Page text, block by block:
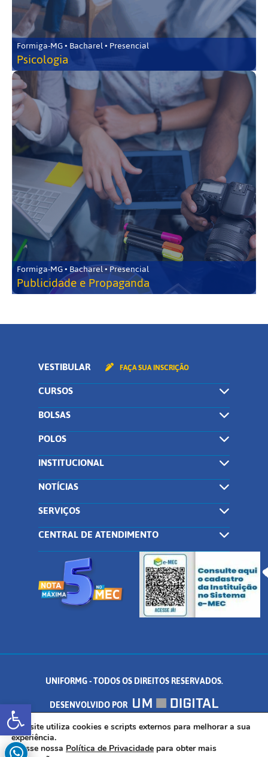
Abrir a barra de ferramentas
Formiga-MG • Bacharel • Presencial
Psicologia
Formiga-MG • Bacharel • Presencial
Publicidade e Propaganda
VESTIBULAR FAÇA SUA INSCRIÇÃO
CURSOS
BOLSAS
POLOS
INSTITUCIONAL
NOTÍCIAS
SERVIÇOS
CENTRAL DE ATENDIMENTO
UNIFORMG - TODOS OS DIREITOS RESERVADOS.
DESENVOLVIDO POR
AV. DR. ARNALDO DE SENNA, 328 - PALMEIRAS, FORMIGA/MG - CEP:
35.574.530
Este site utiliza cookies e scripts externos para melhorar a sua
experiência.
Acesse nossa Política de Privacidade para obter mais